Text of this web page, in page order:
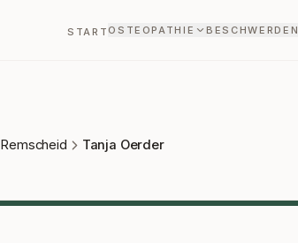
START OSTEOPATHIE BESCHWERDEN
Remscheid Tanja Oerder